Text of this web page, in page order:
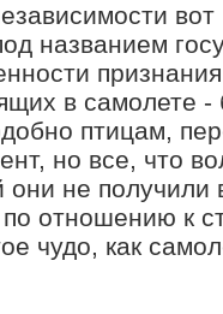
названием
в самолете
птицам,
но все, что
не получили
отношению к
чудо, как